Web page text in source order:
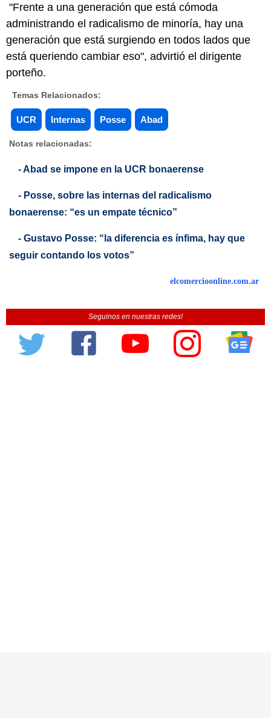
"Frente a una generación que está cómoda
administrando el radicalismo de minoría, hay una
generación que está surgiendo en todos lados que
está queriendo cambiar eso", advirtió el dirigente
porteño.
Temas Relacionados:
UCR Internas Posse Abad
Notas relacionadas:
- Abad se impone en la UCR bonaerense
- Posse, sobre las internas del radicalismo
bonaerense: “es un empate técnico”
- Gustavo Posse: “la diferencia es ínfima, hay que
seguir contando los votos”
elcomercioonline.com.ar
Seguinos en nuestras redes!